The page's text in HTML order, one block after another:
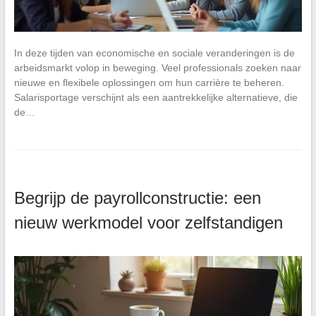
In deze tijden van economische en sociale veranderingen is de
arbeidsmarkt volop in beweging. Veel professionals zoeken naar
nieuwe en flexibele oplossingen om hun carrière te beheren.
Salarisportage verschijnt als een aantrekkelijke alternatieve, die
de…
Begrijp de payrollconstructie: een
nieuw werkmodel voor zelfstandigen